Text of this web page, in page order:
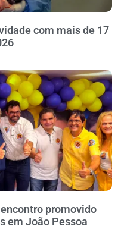
com mais de 17
promovido
em João Pessoa